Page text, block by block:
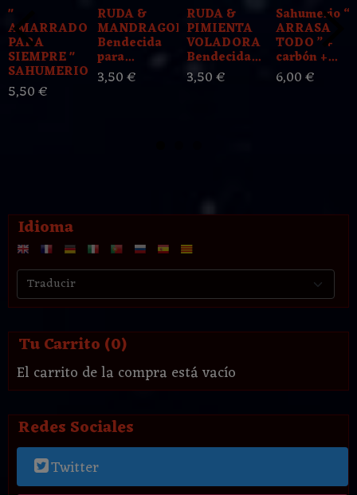
Idioma
Tu Carrito (0)
El carrito de la compra está vacío
Redes Sociales
Twitter
"
AMARRADO
PARA
SIEMPRE "
SAHUMERIO...
5,50 €
RUDA &
MANDRAGORA
Bendecida
para...
3,50 €
RUDA &
PIMIENTA
VOLADORA
Bendecida...
3,50 €
Sahumerio “
ARRASA
TODO ” +
carbón +...
6,00 €